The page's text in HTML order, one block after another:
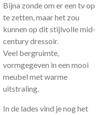
Bijna zonde om er een tv op
te zetten, maar het zou
kunnen op dit stijlvolle mid-
century dressoir.
Veel bergruimte,
vormgegeven in een mooi
meubel met warme
uitstraling.
In de lades vind je nog het